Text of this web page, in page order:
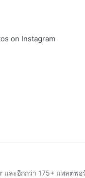
on Instagram
และอีกกว่า 175+ แพลตฟ